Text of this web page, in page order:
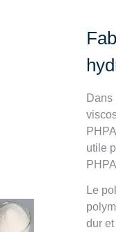
utile
Le
dur